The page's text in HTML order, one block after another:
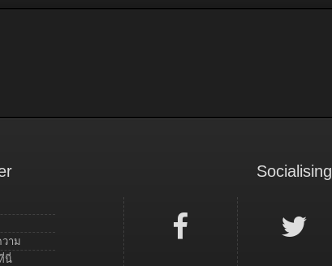
าม
นี่
Socialising